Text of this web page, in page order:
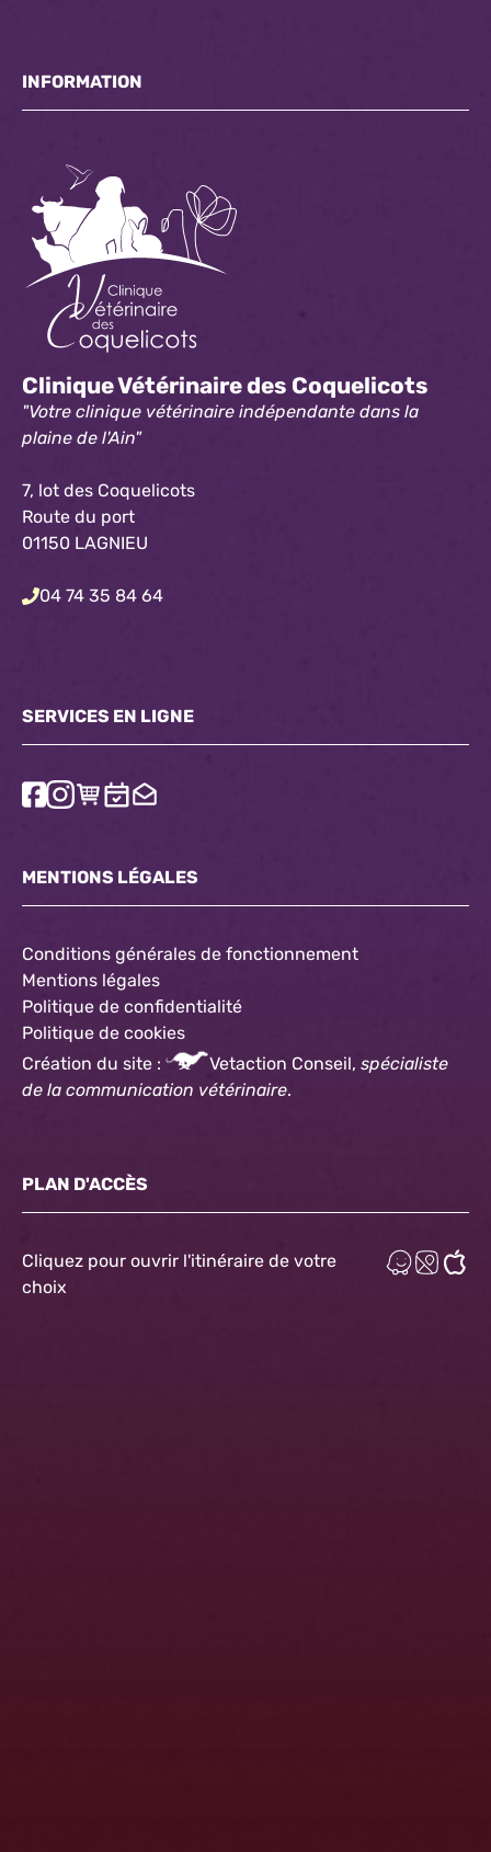
INFORMATION
Clinique Vétérinaire des Coquelicots
"Votre clinique vétérinaire indépendante dans la
plaine de l'Ain"
7, lot des Coquelicots
Route du port
01150 LAGNIEU
04 74 35 84 64
SERVICES EN LIGNE
MENTIONS LÉGALES
Conditions générales de fonctionnement
Mentions légales
Politique de confidentialité
Politique de cookies
Création du site :
Vetaction Conseil, spécialiste
de la communication vétérinaire.
PLAN D'ACCÈS
Cliquez pour ouvrir l'itinéraire de votre
choix